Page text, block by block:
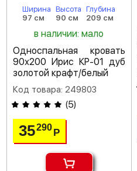
Ширина
97 см
Высота
90 см
Глубина
209 см
в наличии: мало
Односпальная кровать
90х200 Ирис КР-01 дуб
золотой крафт/белый
Код товара: 249803
(5)
35290 Р